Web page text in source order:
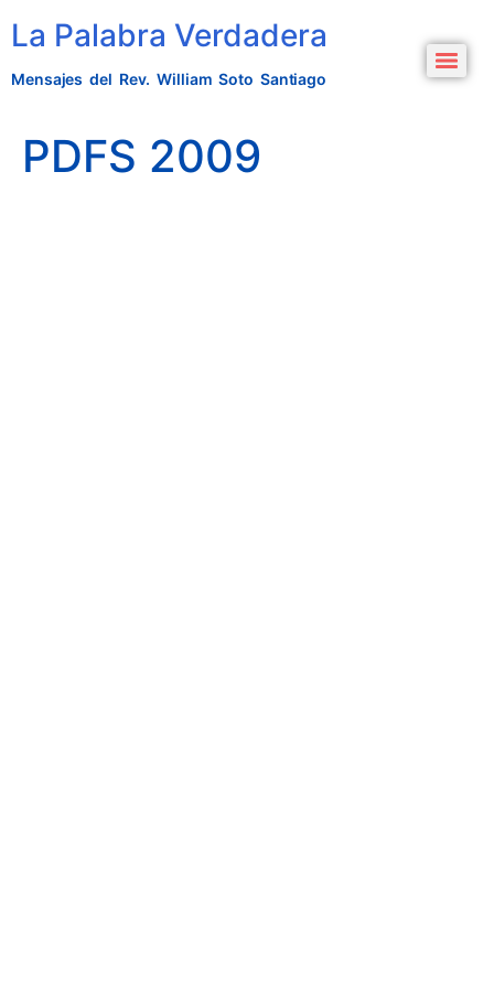
La Palabra Verdadera
Mensajes del Rev. William Soto Santiago
PDFS 2009